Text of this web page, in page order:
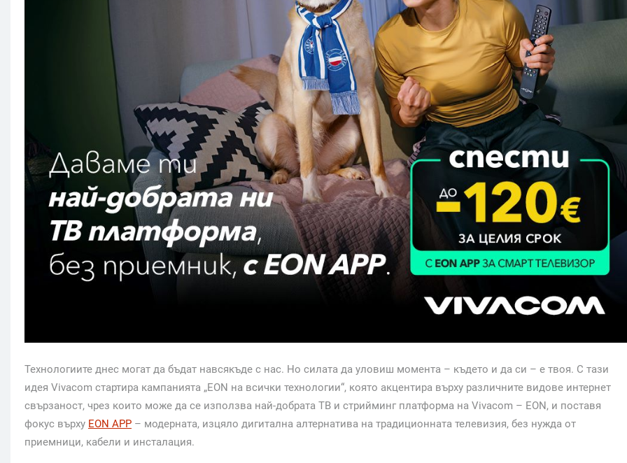
Технологиите днес могат да бъдат навсякъде с нас. Но силата да уловиш момента – където и да си – е твоя. С тази
идея Vivacom стартира кампанията „EON на всички технологии“, която акцентира върху различните видове интернет
свързаност, чрез които може да се използва най-добрата ТВ и стрийминг платформа на Vivacom – EON, и поставя
фокус върху EON APP – модерната, изцяло дигитална алтернатива на традиционната телевизия, без нужда от
приемници, кабели и инсталация.